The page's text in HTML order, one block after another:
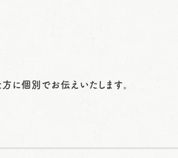
に個別でお伝えいたします。